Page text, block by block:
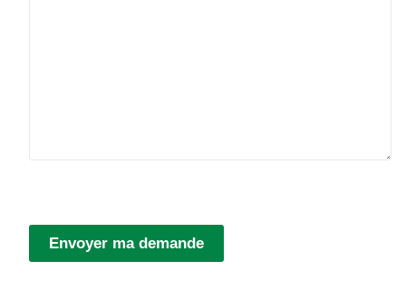
Envoyer ma demande